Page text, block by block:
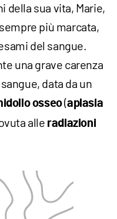
della sua vita, Marie,
più marcata,
del sangue.
una grave carenza
data da un
osseo(aplasia
alle radiazioni